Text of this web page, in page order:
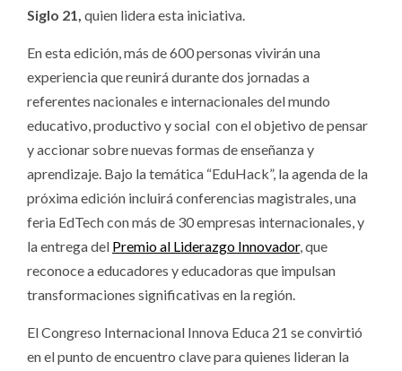
Siglo 21 quien lidera esta iniciativa.
En esta edición, más de 600 personas vivirán una
experiencia que reunirá durante dos jornadas a
referentes nacionales e internacionales del mundo
educativo, productivo y social con el objetivo de pensar
y accionar sobre nuevas formas de enseñanza y
aprendizaje. Bajo la temática “EduHack”, la agenda de la
próxima edición incluirá conferencias magistrales, una
feria EdTech con más de 30 empresas internacionales, y
la entrega del Premio al Liderazgo Innovador, que
reconoce a educadores y educadoras que impulsan
transformaciones significativas en la región.
El Congreso Internacional Innova Educa 21 se convirtió
en el punto de encuentro clave para quienes lideran la